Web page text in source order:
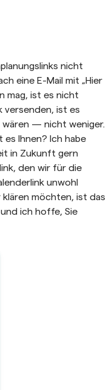
nicht
eine E-Mail mit „Hier
mag, ist es nicht
versenden, ist es
wären — nicht weniger.
es Ihnen? Ich habe
in Zukunft gern
den wir für die
unwohl
klären möchten, ist das
ich hoffe, Sie